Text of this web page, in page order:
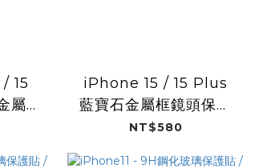
15
屬框
iPhone 15 / 15 Plus
藍寶石金屬框鏡頭保護
貼
NT$580